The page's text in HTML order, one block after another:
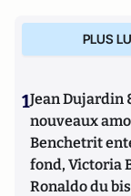
PLUS
1Jean Dujardin
nouveaux
Benchetrit
fond, Victoria
Ronaldo du